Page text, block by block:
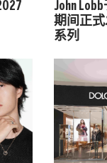
John
期间正式
系列